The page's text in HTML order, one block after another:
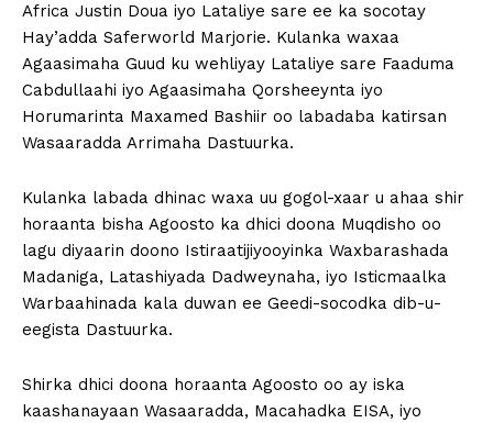
Africa Justin Doua iyo Lataliye sare ee ka socotay
Hay’adda Saferworld Marjorie. Kulanka waxaa
Agaasimaha Guud ku wehliyay Lataliye sare Faaduma
Cabdullaahi iyo Agaasimaha Qorsheeynta iyo
Horumarinta Maxamed Bashiir oo labadaba katirsan
Wasaaradda Arrimaha Dastuurka.
Kulanka labada dhinac waxa uu gogol-xaar u ahaa shir
horaanta bisha Agoosto ka dhici doona Muqdisho oo
lagu diyaarin doono Istiraatijiyooyinka Waxbarashada
Madaniga, Latashiyada Dadweynaha, iyo Isticmaalka
Warbaahinada kala duwan ee Geedi-socodka dib-u-
eegista Dastuurka.
Shirka dhici doona horaanta Agoosto oo ay iska
kaashanayaan Wasaaradda, Macahadka EISA, iyo